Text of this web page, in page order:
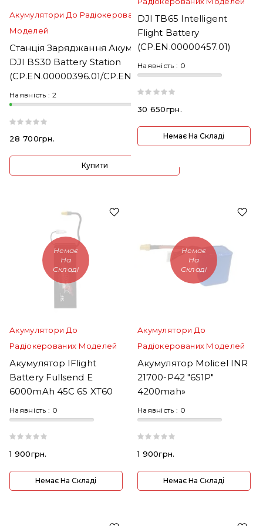
Акумулятори До Радіокерованих
Моделей
Станція Заряджання Акумуляторів
DJI BS30 Battery Station
(CP.EN.00000396.01/CP.EN.00000397
Наявність : 2
28 700грн.
Купити
DJI TB65 Intelligent
Flight Battery
(CP.EN.00000457.01)
Наявність : 0
30 650грн.
Немає На Складі
Немає
На
Складі
Акумулятори До
Радіокерованих Моделей
Акумулятор IFlight
Battery Fullsend E
6000mAh 45C 6S XT60
Наявність : 0
1 900грн.
Немає На Складі
Немає
На
Складі
Акумулятори До
Радіокерованих Моделей
Акумулятор Molicel INR
21700-P42 "6S1P"
4200mah»
Наявність : 0
1 900грн.
Немає На Складі